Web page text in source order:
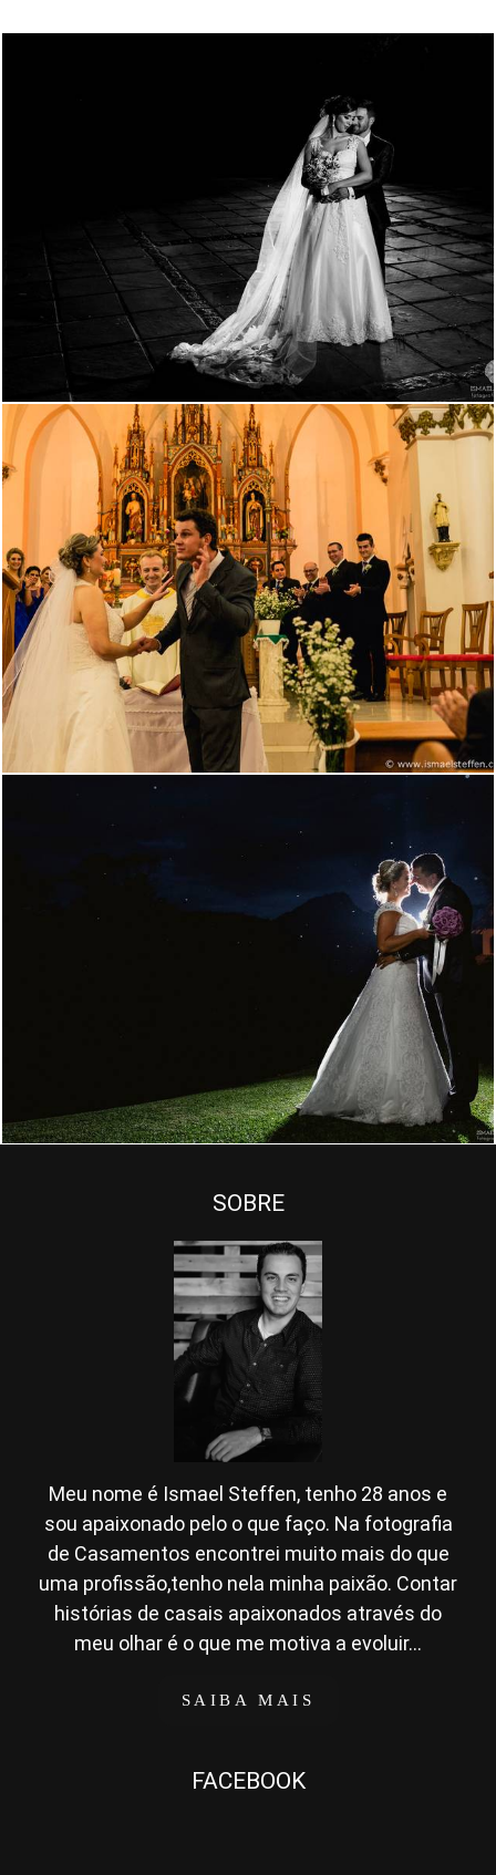
1911 55
1948 0
SOBRE
Meu nome é Ismael Steffen, tenho 28 anos e
sou apaixonado pelo o que faço. Na fotografia
de Casamentos encontrei muito mais do que
uma profissão,tenho nela minha paixão. Contar
histórias de casais apaixonados através do
meu olhar é o que me motiva a evoluir...
SAIBA MAIS
FACEBOOK